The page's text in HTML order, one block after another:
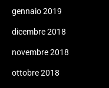
gennaio 2019
dicembre 2018
novembre 2018
ottobre 2018